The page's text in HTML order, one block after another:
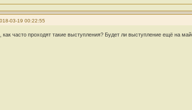
03-19 00:22:55
как часто проходят такие выступления? Будет ли выступление ещё на